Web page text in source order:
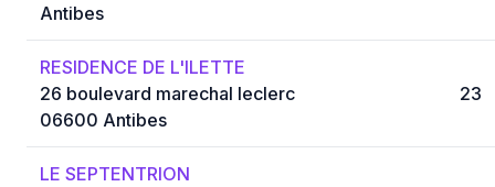
Antibes
RESIDENCE DE L'ILETTE
26 boulevard marechal leclerc
06600 Antibes
23
LE SEPTENTRION